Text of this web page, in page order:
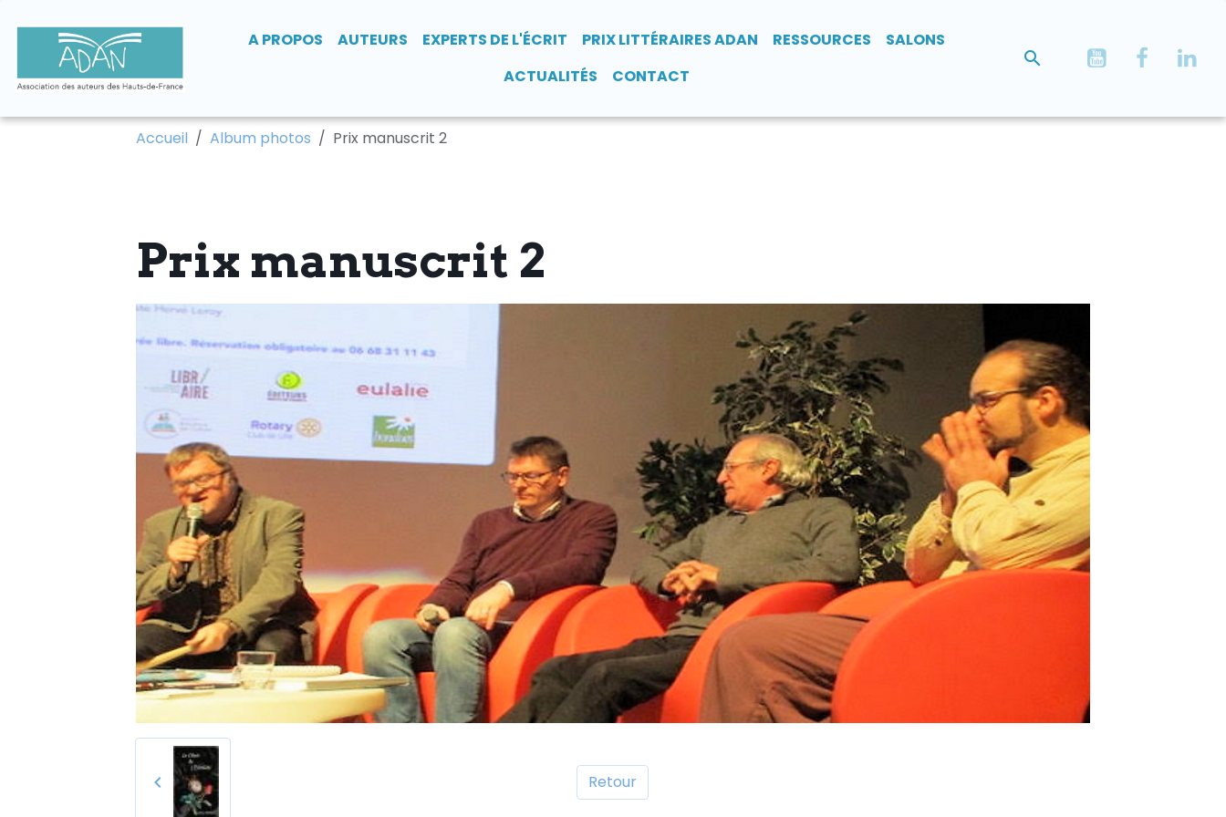
A PROPOS AUTEURS EXPERTS DE L'ÉCRIT PRIX LITTÉRAIRES ADAN RESSOURCES
SALONS
ACTUALITÉS
CONTACT
Accueil Album photos Prix manuscrit 2
Prix manuscrit 2
Retour